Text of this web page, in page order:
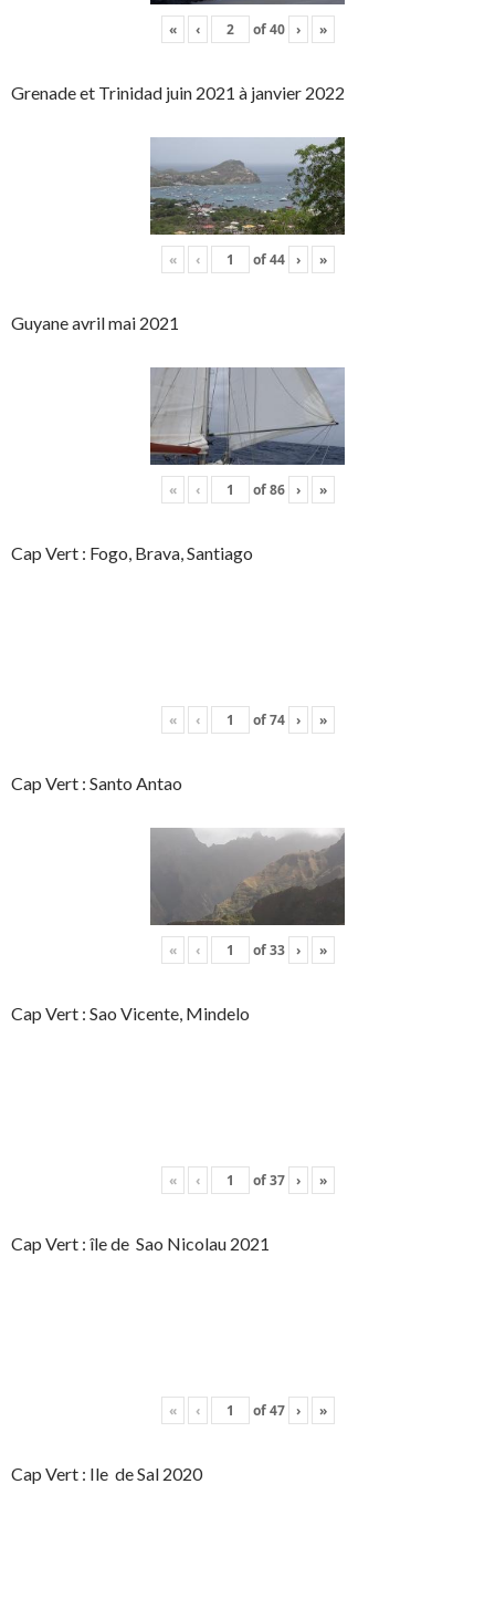
« ‹ of40 › »
Grenade et Trinidad juin 2021 à janvier 2022
« ‹ of44 › »
Guyane avril mai 2021
« ‹ of86 › »
Cap Vert : Fogo, Brava, Santiago
« ‹ of74 › »
Cap Vert : Santo Antao
« ‹ of33 › »
Cap Vert : Sao Vicente, Mindelo
« ‹ of37 › »
Cap Vert : île de Sao Nicolau 2021
« ‹ of47 › »
Cap Vert : Ile de Sal 2020